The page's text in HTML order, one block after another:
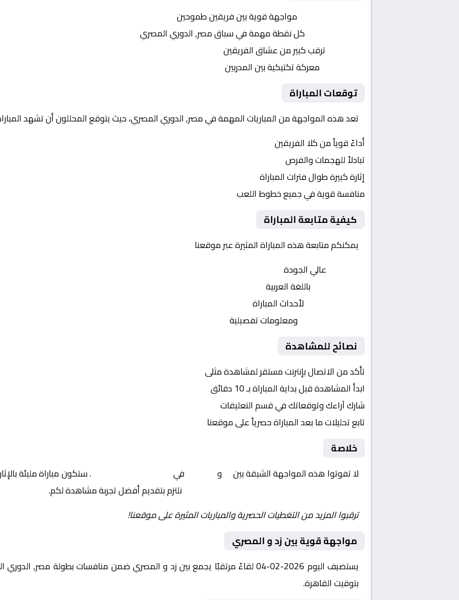
مواجهة قوية بين فريقين طموحين
كل نقطة مهمة في سباق مصر, الدوري المصري
ترقب كبير من عشاق الفريقين
معركة تكتيكية بين المدربين
توقعات المباراة
تعد هذه المواجهة من المباريات المهمة في مصر, الدوري المصري، حيث يتوقع المحللون أن تشهد
أداءً قوياً من كلا الفريقين
تبادلاً للهجمات والفرص
إثارة كبيرة طوال فترات المباراة
منافسة قوية في جميع خطوط اللعب
كيفية متابعة المباراة
يمكنكم متابعة هذه المباراة المثيرة عبر موقعنا
عالي الجودة
باللغة العربية
لأحداث المباراة
ومعلومات تفصيلية
نصائح للمشاهدة
تأكد من الاتصال بإنترنت مستقر لمشاهدة مثلى
ابدأ المشاهدة قبل بداية المباراة بـ 10 دقائق
شارك آراءك وتوقعاتك في قسم التعليقات
تابع تحليلات ما بعد المباراة حصرياً على موقعنا
خلاصة
لا تفوتوا هذه المواجهة الشيقة بين والمصري في
. ستكون مباراة مليئة
نلتزم بتقديم أفضل تجربة مشاهدة لكم.
ترقبوا المزيد من التغطيات الحصرية والمباريات المثيرة على موقعنا!
مواجهة قوية بين زد و المصري
بتوقيت القاهرة.